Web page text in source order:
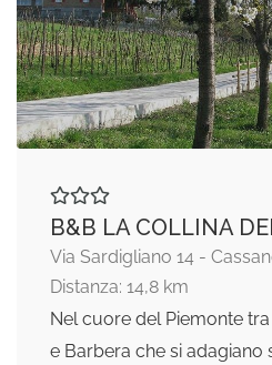
B&B LA COLLINA
Via Sardigliano 14 -
Distanza: 14,8 km
Nel cuore del Piemonte
e Barbera che si adagiano